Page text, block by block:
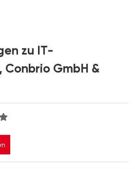
zu IT-
Conbrio GmbH &